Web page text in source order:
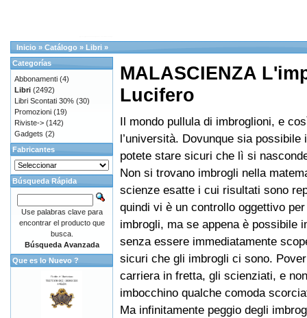
Inicio » Catálogo » Libri »
MALASCIENZA
Lucifero
Il mondo pullula di imbroglioni, e
l’università. Dovunque sia possibile
potete stare sicuri che lì si
Non si trovano imbrogli nella
scienze esatte i cui risultati sono
quindi vi è un controllo oggettivo
imbrogli, ma se appena è possibile
senza essere immediatamente
sicuri che gli imbrogli ci sono.
carriera in fretta, gli scienziati, e
imbocchino qualche comoda
Ma infinitamente peggio degli
Categorías
Abbonamenti (4)
Libri (2492)
Libri Scontati 30% (30)
Promozioni (19)
Riviste-> (142)
Gadgets (2)
Fabricantes
Búsqueda Rápida
Use palabras clave para
encontrar el producto que
busca.
Búsqueda Avanzada
Que es lo Nuevo ?